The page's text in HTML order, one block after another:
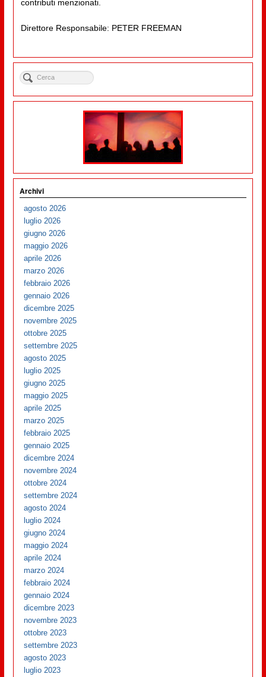
contributi menzionati.
Direttore Responsabile: PETER FREEMAN
Archivi
agosto 2026
luglio 2026
giugno 2026
maggio 2026
aprile 2026
marzo 2026
febbraio 2026
gennaio 2026
dicembre 2025
novembre 2025
ottobre 2025
settembre 2025
agosto 2025
luglio 2025
giugno 2025
maggio 2025
aprile 2025
marzo 2025
febbraio 2025
gennaio 2025
dicembre 2024
novembre 2024
ottobre 2024
settembre 2024
agosto 2024
luglio 2024
giugno 2024
maggio 2024
aprile 2024
marzo 2024
febbraio 2024
gennaio 2024
dicembre 2023
novembre 2023
ottobre 2023
settembre 2023
agosto 2023
luglio 2023